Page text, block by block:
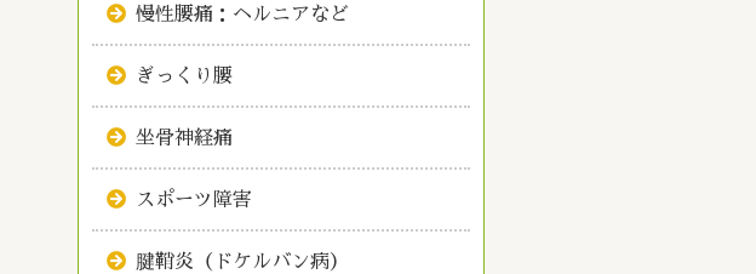
慢性腰痛：ヘルニアなど
ぎっくり腰
坐骨神経痛
スポーツ障害
腱鞘炎（ドケルバン病）